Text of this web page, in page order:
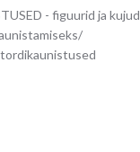
- figuurid ja kujud